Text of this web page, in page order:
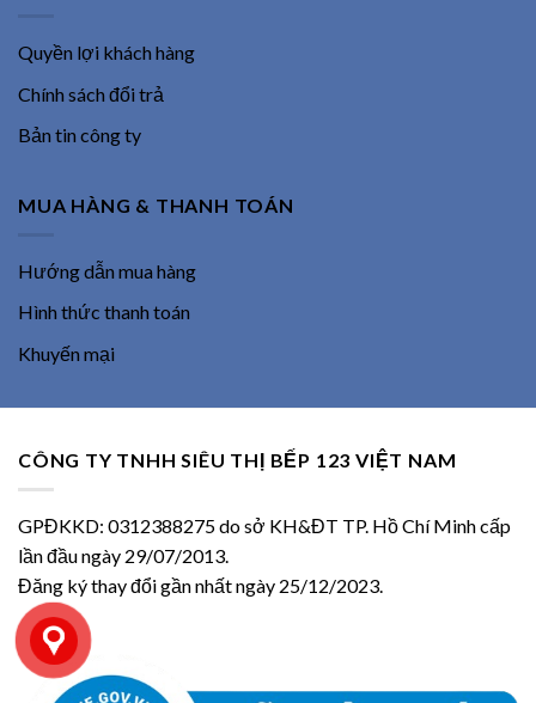
Quyền lợi khách hàng
Chính sách đổi trả
Bản tin công ty
MUA HÀNG & THANH TOÁN
Hướng dẫn mua hàng
Hình thức thanh toán
Khuyến mại
CÔNG TY TNHH SIÊU THỊ BẾP 123 VIỆT NAM
GPĐKKD: 0312388275 do sở KH&ĐT TP. Hồ Chí Minh cấp
lần đầu ngày 29/07/2013.
Đăng ký thay đổi gần nhất ngày 25/12/2023.